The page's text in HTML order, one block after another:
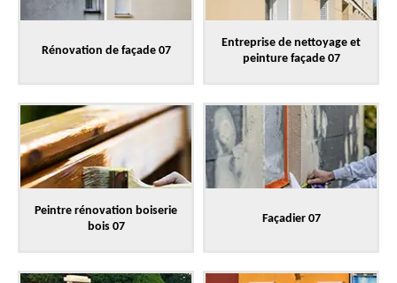
Rénovation de façade 07
Entreprise de nettoyage et
peinture façade 07
Peintre rénovation boiserie
bois 07
Façadier 07